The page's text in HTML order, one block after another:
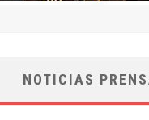
NOTICIAS